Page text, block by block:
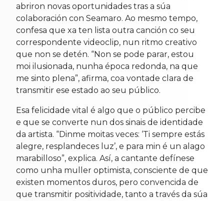
abriron novas oportunidades tras a súa
colaboración con Seamaro. Ao mesmo tempo,
confesa que xa ten lista outra canción co seu
correspondente videoclip, nun ritmo creativo
que non se detén. “Non se pode parar, estou
moi ilusionada, nunha época redonda, na que
me sinto plena”, afirma, coa vontade clara de
transmitir ese estado ao seu público.
Esa felicidade vital é algo que o público percibe
e que se converte nun dos sinais de identidade
da artista. “Dinme moitas veces: ‘Ti sempre estás
alegre, resplandeces luz’, e para min é un alago
marabilloso”, explica. Así, a cantante defínese
como unha muller optimista, consciente de que
existen momentos duros, pero convencida de
que transmitir positividade, tanto a través da súa